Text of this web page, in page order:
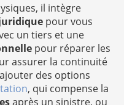
il intègre
pour vous
un tiers et une
pour réparer les
assurer la continuité
des options
, qui compense la
après un sinistre, ou